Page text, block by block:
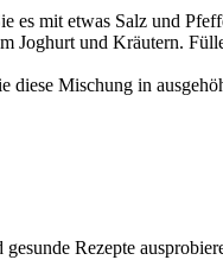
es mit etwas Salz und
Joghurt und Kräutern.
Mischung in
Rezepte